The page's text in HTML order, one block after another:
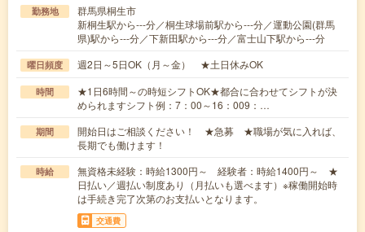
勤務地
群馬県桐生市
新桐生駅から---分／桐生球場前駅から---分／運動公園(群馬
県)駅から---分／下新田駅から---分／富士山下駅から---分
曜日頻度 週2日～5日OK（月～金） ★土日休みOK
時間
★1日6時間～の時短シフトOK★都合に合わせてシフトが決
められますシフト例：7：00～16：009：…
期間
開始日はご相談ください！ ★急募 ★職場が気に入れば、
長期でも働けます！
時給
無資格未経験：時給1300円～ 経験者：時給1400円～ ★
日払い／週払い制度あり（月払いも選べます）※稼働開始時
は手続き完了次第のお支払いとなります。
交通費